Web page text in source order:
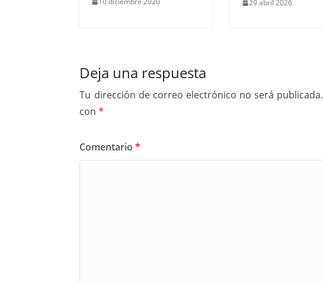
29 abril 2026
Deja una respuesta
Tu dirección de correo electrónico no será publicada.
con*
Comentario*